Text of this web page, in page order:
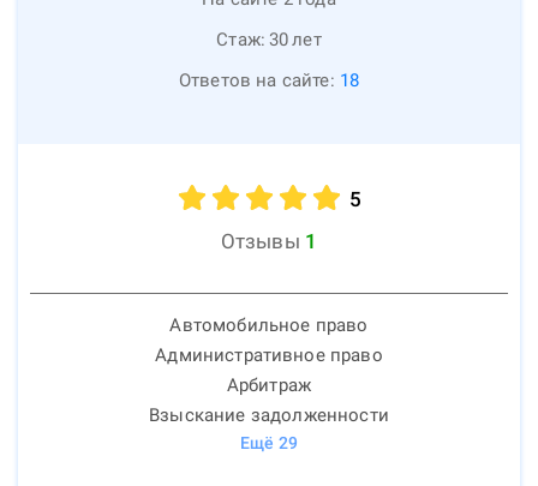
Стаж: 30лет
Ответов на сайте: 18
5
Отзывы 1
Автомобильное право
Административное право
Арбитраж
Взыскание задолженности
Ещё 29